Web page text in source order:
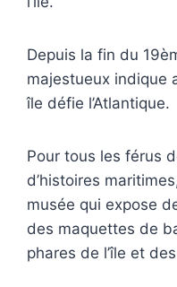
Depuis la fin du
majestueux indique
île défie l’Atlantique.
Pour tous les férus
d’histoires
musée qui expose
des maquettes de
phares de l’île et